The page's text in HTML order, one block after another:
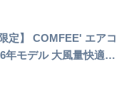
定】 COMFEE' エアコ
年モデル 大風量快適…